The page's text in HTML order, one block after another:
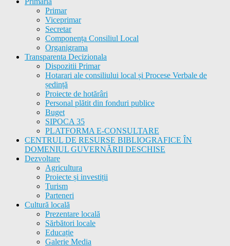
Primar
Viceprimar
Secretar
Componența Consiliul Local
Organigrama
Transparenta Decizionala
Dispozitii Primar
Hotarari ale consiliului local și Procese Verbale de
ședință
Proiecte de hotărâri
Personal plătit din fonduri publice
Buget
SIPOCA 35
PLATFORMA E-CONSULTARE
CENTRUL DE RESURSE BIBLIOGRAFICE ÎN
DOMENIUL GUVERNĂRII DESCHISE
Dezvoltare
Agricultura
Proiecte și investiții
Turism
Parteneri
Cultură locală
Prezentare locală
Sărbători locale
Educație
Galerie Media